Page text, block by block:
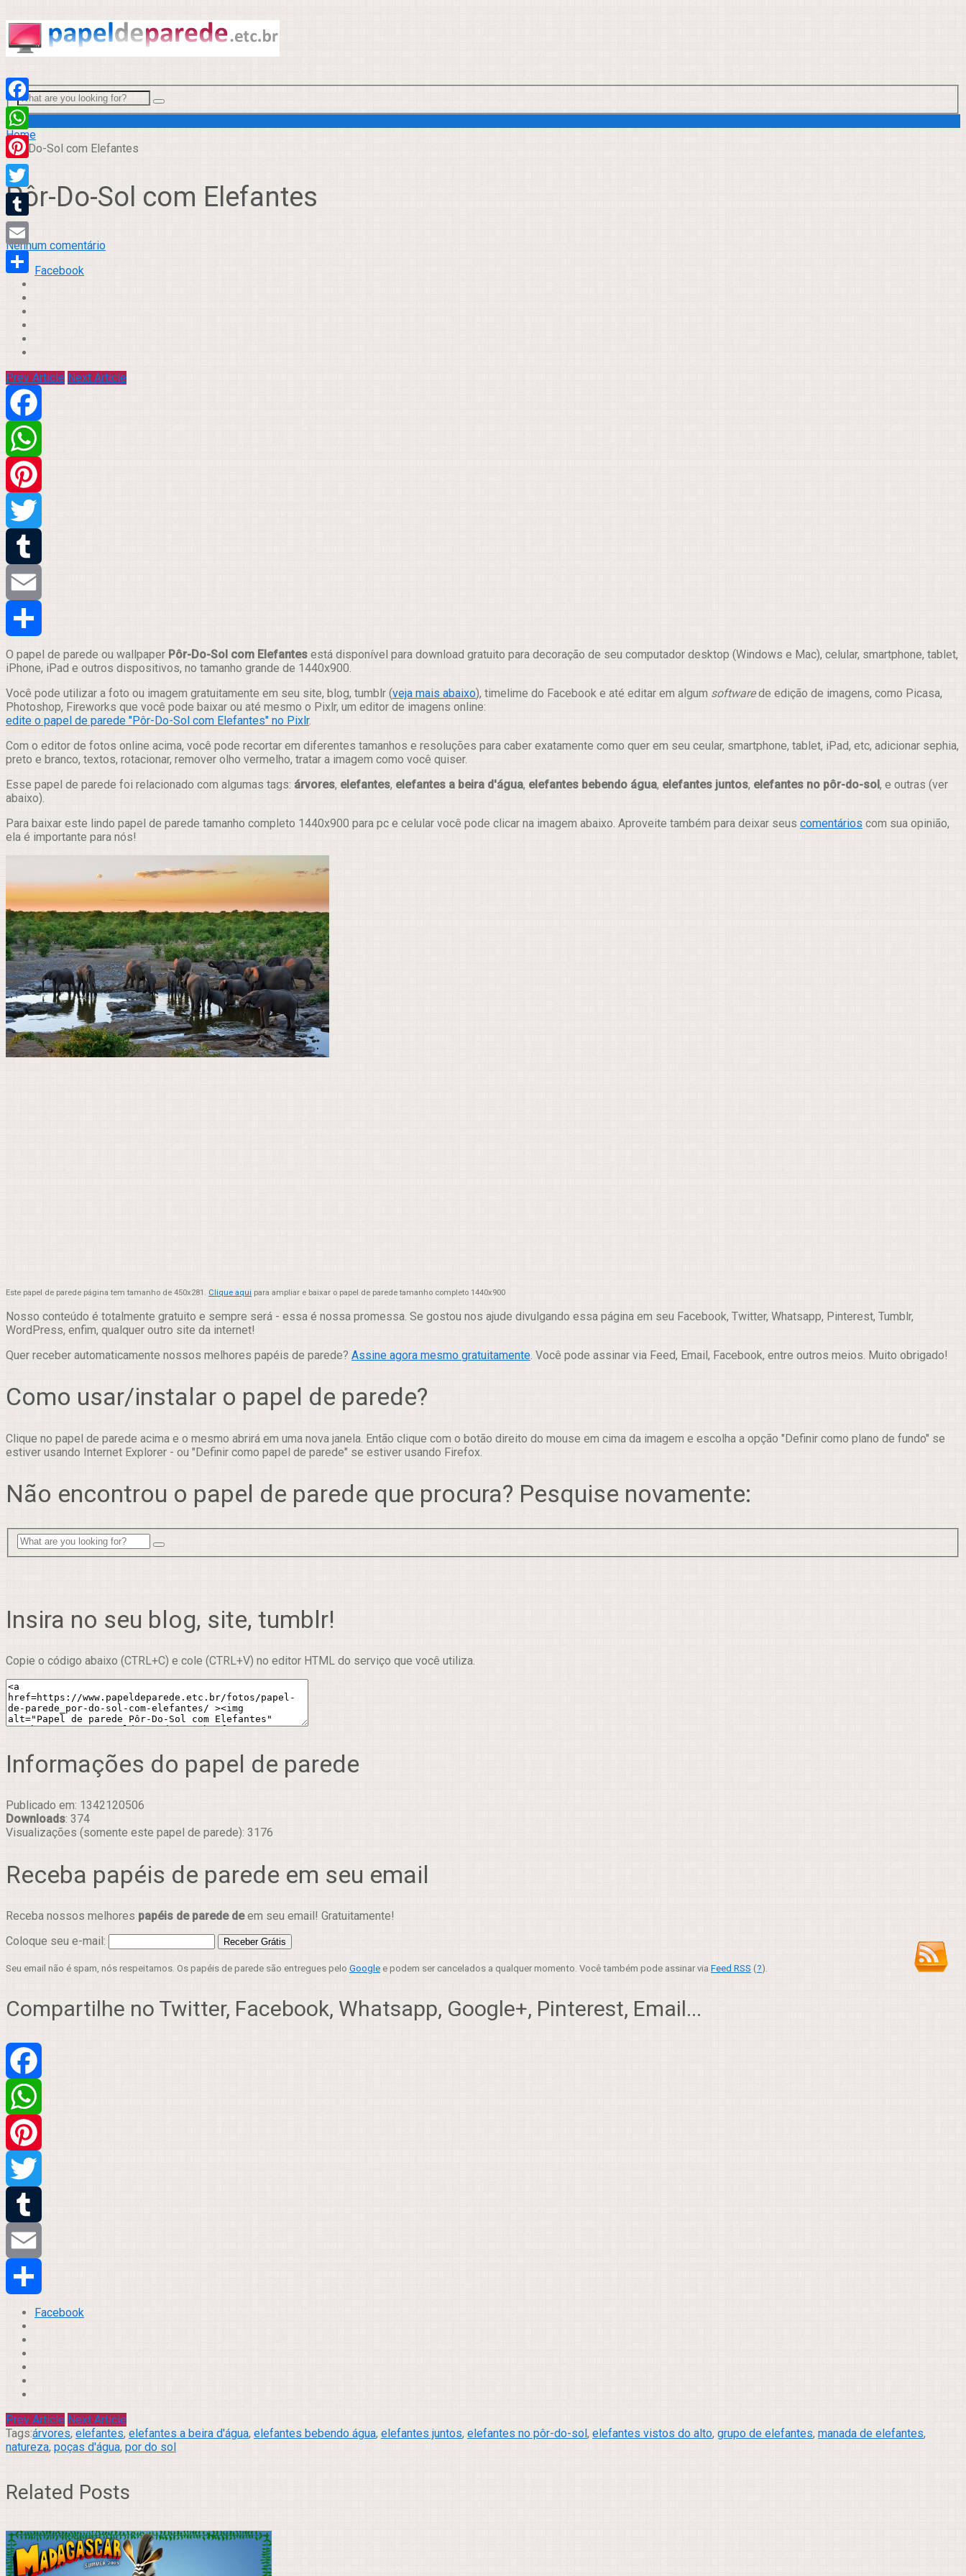
Menu
Home
Pôr-Do-Sol com Elefantes
Pôr-Do-Sol com Elefantes
Nenhum comentário
Facebook
Prev Article Next Article
Facebook
WhatsApp
Pinterest
Twitter
Tumblr
Email
Compartilhar
O papel de parede ou wallpaper Pôr-Do-Sol com Elefantes está disponível para download gratuito para decoração de seu computador desktop (Windows e Mac), celular, smartphone, tablet,
iPhone, iPad e outros dispositivos, no tamanho grande de 1440x900.
Você pode utilizar a foto ou imagem gratuitamente em seu site, blog, tumblr (veja mais abaixo), timelime do Facebook e até editar em algum softwarede edição de imagens, como Picasa,
Photoshop, Fireworks que você pode baixar ou até mesmo o Pixlr, um editor de imagens online:
edite o papel de parede "Pôr-Do-Sol com Elefantes" no Pixlr.
Com o editor de fotos online acima, você pode recortar em diferentes tamanhos e resoluções para caber exatamente como quer em seu ceular, smartphone, tablet, iPad, etc, adicionar sephia,
preto e branco, textos, rotacionar, remover olho vermelho, tratar a imagem como você quiser.
Esse papel de parede foi relacionado com algumas tags: árvores, elefantes, elefantes a beira d'água, elefantes bebendo água, elefantes juntos, elefantes no pôr-do-sol, e outras (ver
abaixo).
Para baixar este lindo papel de parede tamanho completo 1440x900 para pc e celular você pode clicar na imagem abaixo. Aproveite também para deixar seus comentários com sua opinião,
ela é importante para nós!
Este papel de parede página tem tamanho de 450x281. Clique aqui para ampliar e baixar o papel de parede tamanho completo 1440x900
Nosso conteúdo é totalmente gratuito e sempre será - essa é nossa promessa. Se gostou nos ajude divulgando essa página em seu Facebook, Twitter, Whatsapp, Pinterest, Tumblr,
WordPress, enfim, qualquer outro site da internet!
Quer receber automaticamente nossos melhores papéis de parede? Assine agora mesmo gratuitamente. Você pode assinar via Feed, Email, Facebook, entre outros meios. Muito obrigado!
Como usar/instalar o papel de parede?
Clique no papel de parede acima e o mesmo abrirá em uma nova janela. Então clique com o botão direito do mouse em cima da imagem e escolha a opção "Definir como plano de fundo" se
estiver usando Internet Explorer - ou "Definir como papel de parede" se estiver usando Firefox.
Não encontrou o papel de parede que procura? Pesquise novamente:
Insira no seu blog, site, tumblr!
Copie o código abaixo (CTRL+C) e cole (CTRL+V) no editor HTML do serviço que você utiliza.
Informações do papel de parede
Publicado em: 1342120506
Downloads: 374
Visualizações (somente este papel de parede): 3176
Receba papéis de parede em seu email
Receba nossos melhores papéis de parede deem seu email! Gratuitamente!
Coloque seu e-mail:
Seu email não é spam, nós respeitamos. Os papéis de parede são entregues pelo Google e podem ser cancelados a qualquer momento. Você também pode assinar via Feed RSS (?).
Compartilhe no Twitter, Facebook, Whatsapp, Google+, Pinterest, Email...
Facebook
WhatsApp
Pinterest
Twitter
Tumblr
Email
Compartilhar
Facebook
Prev Article Next Article
Tags:árvores, elefantes, elefantes a beira d'água, elefantes bebendo água, elefantes juntos, elefantes no pôr-do-sol, elefantes vistos do alto, grupo de elefantes, manada de elefantes,
natureza, poças d'água, por do sol
Related Posts
Facebook
WhatsApp
Pinterest
Twitter
Tumblr
Email
Compartilhar